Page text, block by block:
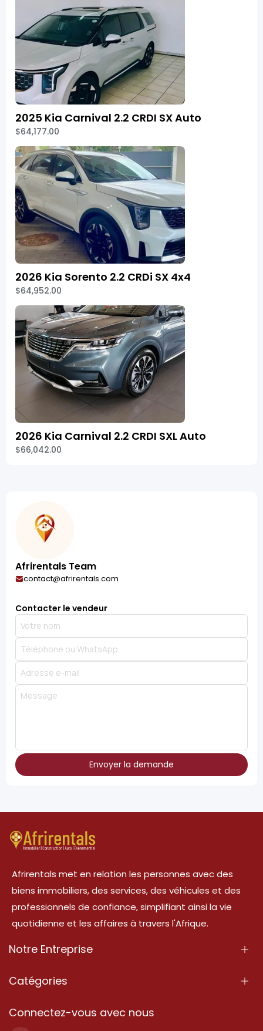
2025 Kia Carnival 2.2 CRDI SX Auto
$64,177.00
2026 Kia Sorento 2.2 CRDi SX 4x4
$64,952.00
2026 Kia Carnival 2.2 CRDI SXL Auto
$66,042.00
Afrirentals Team
contact@afrirentals.com
Contacter le vendeur
Envoyer la demande
Afrirentals met en relation les personnes avec des
biens immobiliers, des services, des véhicules et des
professionnels de confiance, simplifiant ainsi la vie
quotidienne et les affaires à travers l'Afrique.
Notre Entreprise
À Propos
Catégories
Propriété
Connectez-vous avec nous